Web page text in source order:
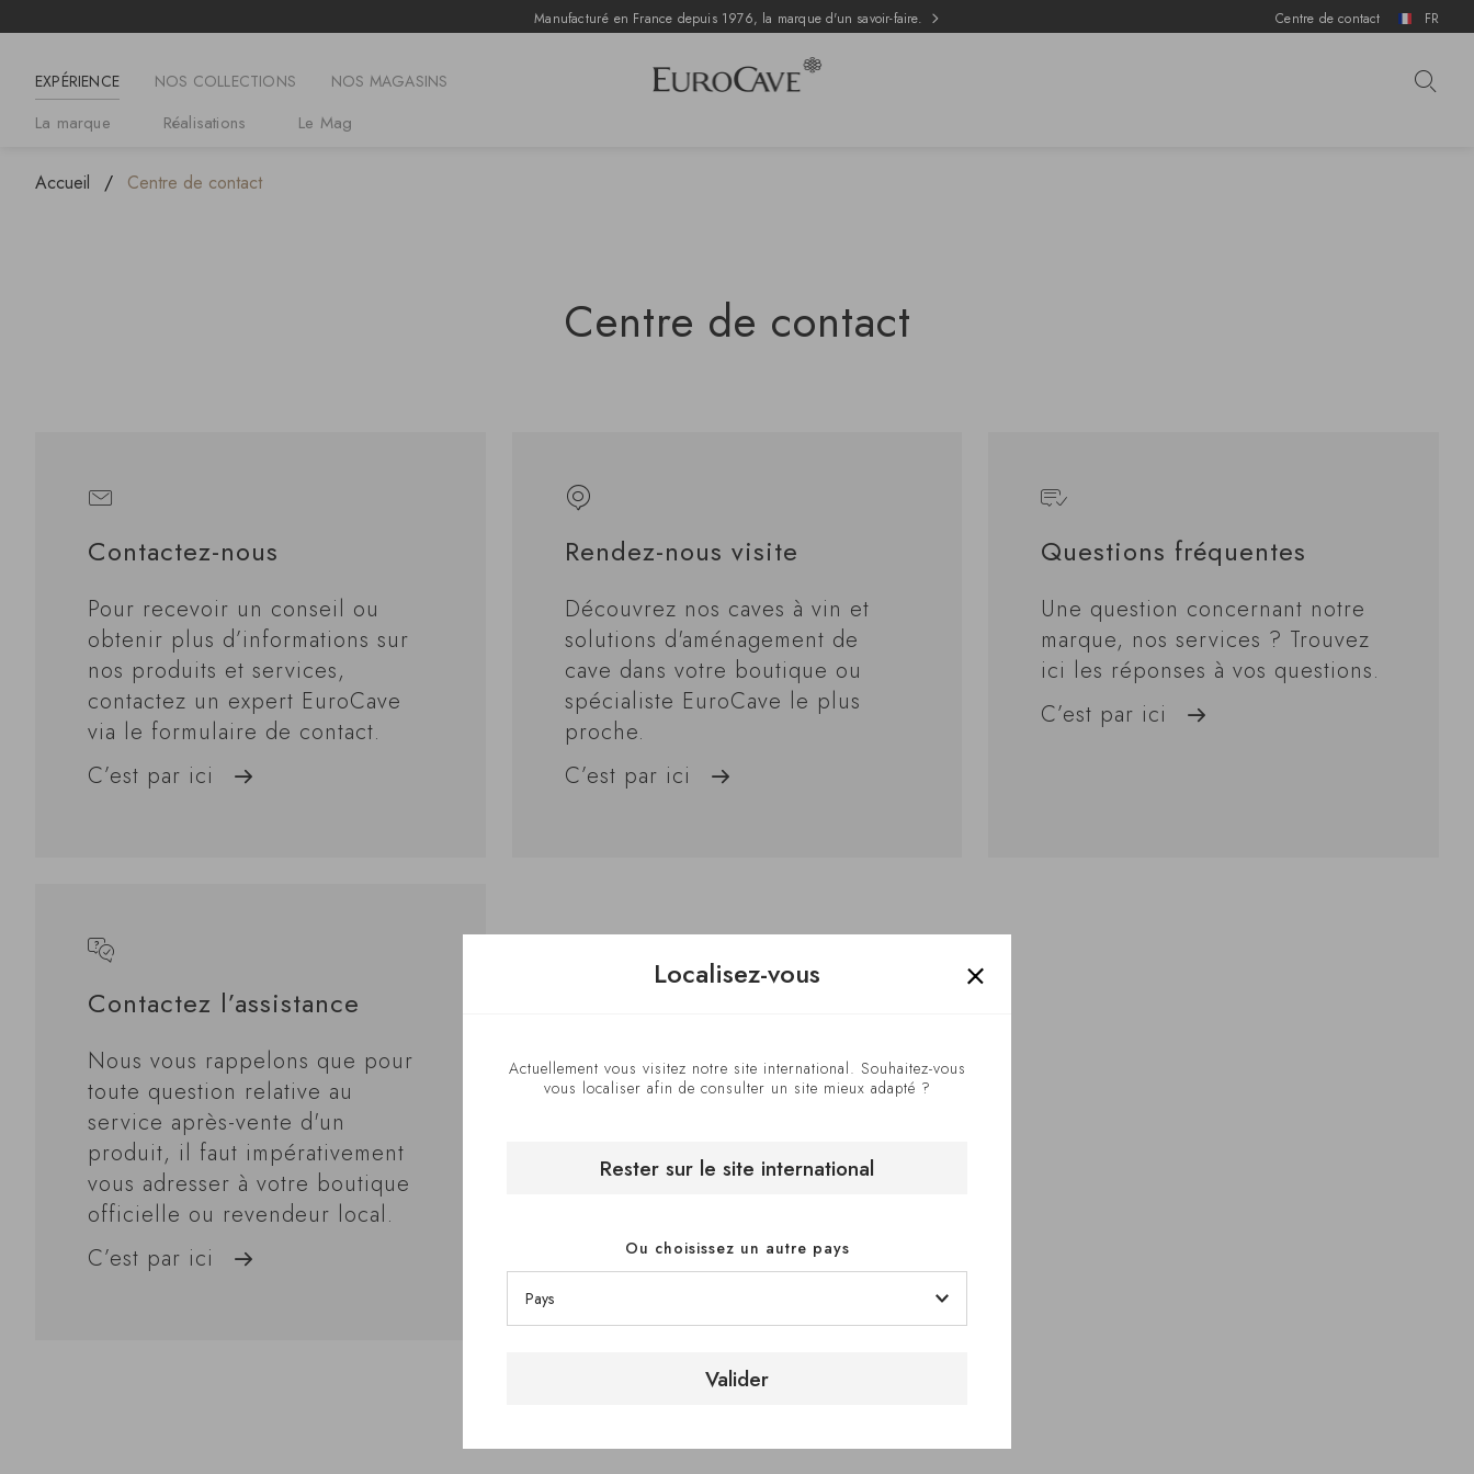
Manufacturé en France depuis 1976, la marque d'un savoir-faire. Centre de contact FR
EXPÉRIENCE
La marque Réalisations Le Mag
NOS COLLECTIONS NOS MAGASINS
Accueil Centre de contact
Centre de contact
Contactez-nous
Pour recevoir un conseil ou
obtenir plus d’informations sur
nos produits et services,
contactez un expert EuroCave
via le formulaire de contact.
C’est par ici
Rendez-nous visite
Découvrez nos caves à vin et
solutions d'aménagement de
cave dans votre boutique ou
spécialiste EuroCave le plus
proche.
C’est par ici
Questions fréquentes
Une question concernant notre
marque, nos services ? Trouvez
ici les réponses à vos questions.
C’est par ici
Contactez l’assistance
Nous vous rappelons que pour
toute question relative au
service après-vente d'un
produit, il faut impérativement
vous adresser à votre boutique
officielle ou revendeur local.
C’est par ici
Localisez-vous
Actuellement vous visitez notre site international. Souhaitez-vous
vous localiser afin de consulter un site mieux adapté ?
Rester sur le site international
Ou choisissez un autre pays
Valider